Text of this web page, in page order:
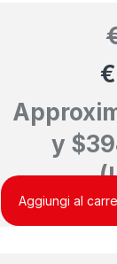
€
y $
Aggiungi al